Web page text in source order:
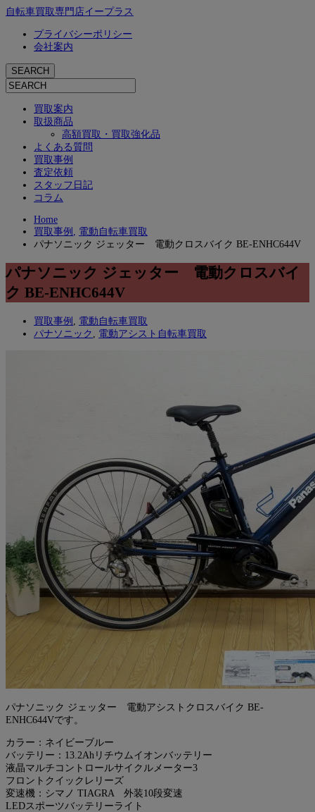
自転車買取専門店イープラス
プライバシーポリシー
会社案内
買取案内
取扱商品
高額買取・買取強化品
よくある質問
買取事例
査定依頼
スタッフ日記
コラム
Home
買取事例 , 電動自転車買取
パナソニック ジェッター 電動クロスバイク BE-ENHC644V
パナソニック ジェッター 電動クロスバイ
ク BE-ENHC644V
買取事例
電動自転車買取
パナソニック
電動アシスト自転車買取
パナソニック ジェッター 電動アシストクロスバイク BE-
ENHC644Vです。
カラー：ネイビーブルー
バッテリー：13.2Ahリチウムイオンバッテリー
液晶マルチコントロールサイクルメーター3
フロントクイックレリーズ
変速機：シマノ TIAGRA 外装10段変速
LEDスポーツバッテリーライト